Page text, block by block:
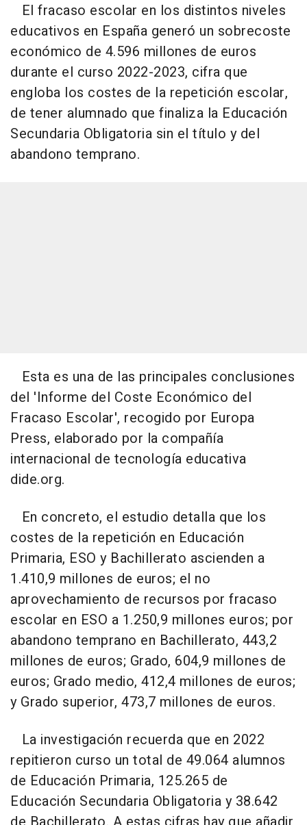
El fracaso escolar en los distintos niveles
educativos en España generó un sobrecoste
económico de 4.596 millones de euros
durante el curso 2022-2023, cifra que
engloba los costes de la repetición escolar,
de tener alumnado que finaliza la Educación
Secundaria Obligatoria sin el título y del
abandono temprano.
Esta es una de las principales conclusiones
del 'Informe del Coste Económico del
Fracaso Escolar', recogido por Europa
Press, elaborado por la compañía
internacional de tecnología educativa
dide.org.
En concreto, el estudio detalla que los
costes de la repetición en Educación
Primaria, ESO y Bachillerato ascienden a
1.410,9 millones de euros; el no
aprovechamiento de recursos por fracaso
escolar en ESO a 1.250,9 millones euros; por
abandono temprano en Bachillerato, 443,2
millones de euros; Grado, 604,9 millones de
euros; Grado medio, 412,4 millones de euros;
y Grado superior, 473,7 millones de euros.
La investigación recuerda que en 2022
repitieron curso un total de 49.064 alumnos
de Educación Primaria, 125.265 de
Educación Secundaria Obligatoria y 38.642